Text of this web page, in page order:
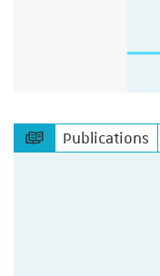
Publications